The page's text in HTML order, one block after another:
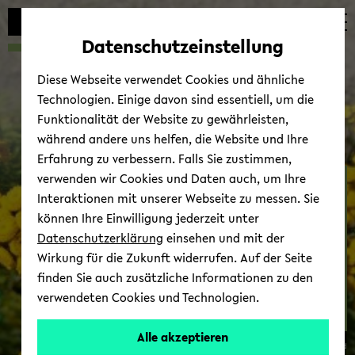
Automatische
vermeiden
zum
wechseln
zum
wechseln
zum
wechseln
Teil­neh­men­de In­sti­tu­te
© Uni­ver­si­tät Bie­le­feld
Datenschutzeinstellung
Diese Webseite verwendet Cookies und ähnliche
Technologien. Einige davon sind essentiell, um die
Funktionalität der Website zu gewährleisten,
während andere uns helfen, die Website und Ihre
Erfahrung zu verbessern. Falls Sie zustimmen,
verwenden wir Cookies und Daten auch, um Ihre
Interaktionen mit unserer Webseite zu messen. Sie
können Ihre Einwilligung jederzeit unter
Datenschutzerklärung einsehen und mit der
Wirkung für die Zukunft widerrufen. Auf der Seite
finden Sie auch zusätzliche Informationen zu den
verwendeten Cookies und Technologien.
Alle akzeptieren